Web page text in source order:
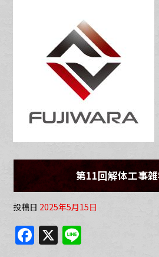
第11回解体工事
投稿日 2025年5月15日
F X